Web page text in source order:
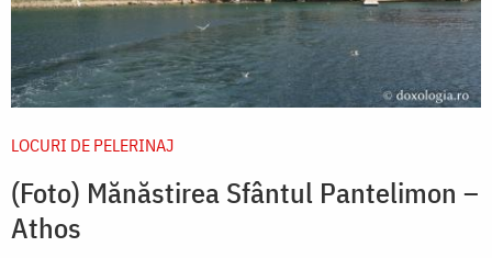
LOCURI DE PELERINAJ
(Foto) Mănăstirea Sfântul Pantelimon –
Athos